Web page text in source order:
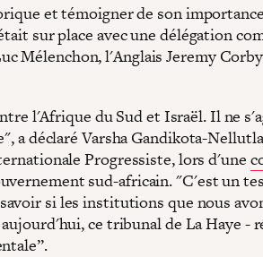
et témoigner de son
sur place avec une délégation
Mélenchon, l'Anglais Jeremy
l'Afrique du Sud et Israël. Il ne
a déclaré Varsha Gandikota-
Progressiste, lors d'une
sud-africain. "C'est un
si les institutions que nous
ce tribunal de La Haye -